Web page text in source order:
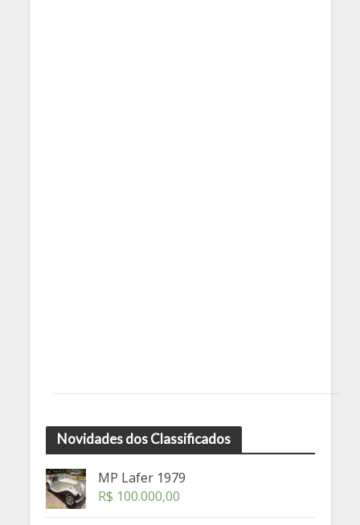
Novidades dos Classificados
MP Lafer 1979
R$ 100.000,00